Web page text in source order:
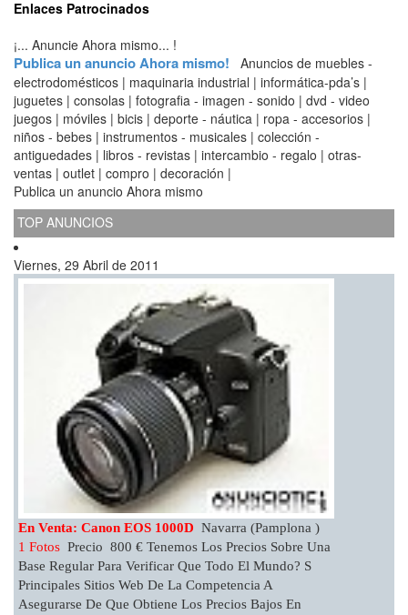
Enlaces Patrocinados
¡... Anuncie Ahora mismo... !
Publica un anuncio Ahora mismo! Anuncios de muebles -
electrodomésticos | maquinaria industrial | informática-pda’s |
juguetes | consolas | fotografia - imagen - sonido | dvd - video
juegos | móviles | bicis | deporte - náutica | ropa - accesorios |
niños - bebes | instrumentos - musicales | colección -
antiguedades | libros - revistas | intercambio - regalo | otras-
ventas | outlet | compro | decoración |
Publica un anuncio Ahora mismo
TOP ANUNCIOS
Viernes, 29 Abril de 2011
En Venta: Canon EOS 1000D Navarra (Pamplona )
1 Fotos Precio 800 € Tenemos Los Precios Sobre Una
Base Regular Para Verificar Que Todo El Mundo? S
Principales Sitios Web De La Competencia A
Asegurarse De Que Obtiene Los Precios Bajos En